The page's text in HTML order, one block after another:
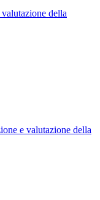
della
e valutazione della